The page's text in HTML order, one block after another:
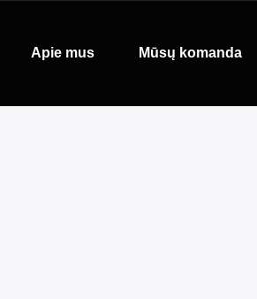
Apie mus Mūsų komanda